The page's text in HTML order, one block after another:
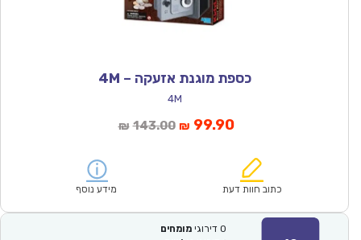
כספת מוגנת אזעקה – 4M
4M
₪ 143.00המחיר
₪143.00.
₪ 99.90המחיר
הוא:
כתוב חוות דעת מידע נוסף
0 דירוגי מומחים